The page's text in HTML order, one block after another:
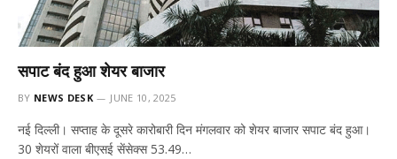
सपाट बंद हुआ शेयर बाजार
BY NEWS DESK JUNE 10, 2025
नई दिल्ली। सप्ताह के दूसरे कारोबारी दिन मंगलवार को शेयर बाजार सपाट बंद हुआ।
30 शेयरों वाला बीएसई सेंसेक्स 53.49…